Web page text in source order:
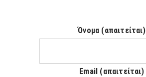
Όνομα (απαιτείται)
Email (απαιτείται)